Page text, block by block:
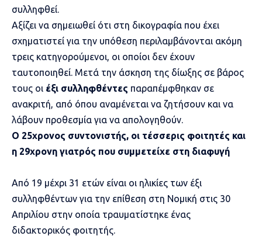
συλληφθεί.
Αξίζει να σημειωθεί ότι στη δικογραφία που έχει
σχηματιστεί για την υπόθεση περιλαμβάνονται ακόμη
τρεις κατηγορούμενοι, οι οποίοι δεν έχουν
ταυτοποιηθεί. Μετά την άσκηση της δίωξης σε βάρος
τους οι έξι συλληφθέντες παραπέμφθηκαν σε
ανακριτή, από όπου αναμένεται να ζητήσουν και να
λάβουν προθεσμία για να απολογηθούν.
Ο 25χρονος συντονιστής, οι τέσσερις φοιτητές και
η 29χρονη γιατρός που συμμετείχε στη διαφυγή
Από 19 μέχρι 31 ετών είναι οι ηλικίες των έξι
συλληφθέντων για την επίθεση στη Νομική στις 30
Απριλίου στην οποία τραυματίστηκε ένας
διδακτορικός φοιτητής